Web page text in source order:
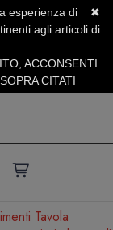
Sconto
Tavola
✖
esperienza di
agli articoli di
ACCONSENTI
CITATI